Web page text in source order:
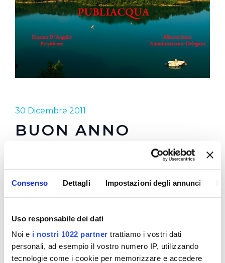
Consenso Dettagli Impostazioni degli annunci
Uso responsabile dei dati
Noi e i nostri 1022 partner trattiamo i vostri dati
personali, ad esempio il vostro numero IP, utilizzando
tecnologie come i cookie per memorizzare e accedere
30 Dicembre 2011
BUON ANNO
60 milioni di euro investiti nel 2011.
equivalenti a 32 milioni di bottiglie di plastica da
0,5 litri non prodotte
per 10 milioni di euro risparmiati dalle famiglie.
Publiacqua augura a tutti un 2012 di qualità